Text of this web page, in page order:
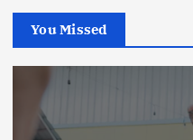
You Missed